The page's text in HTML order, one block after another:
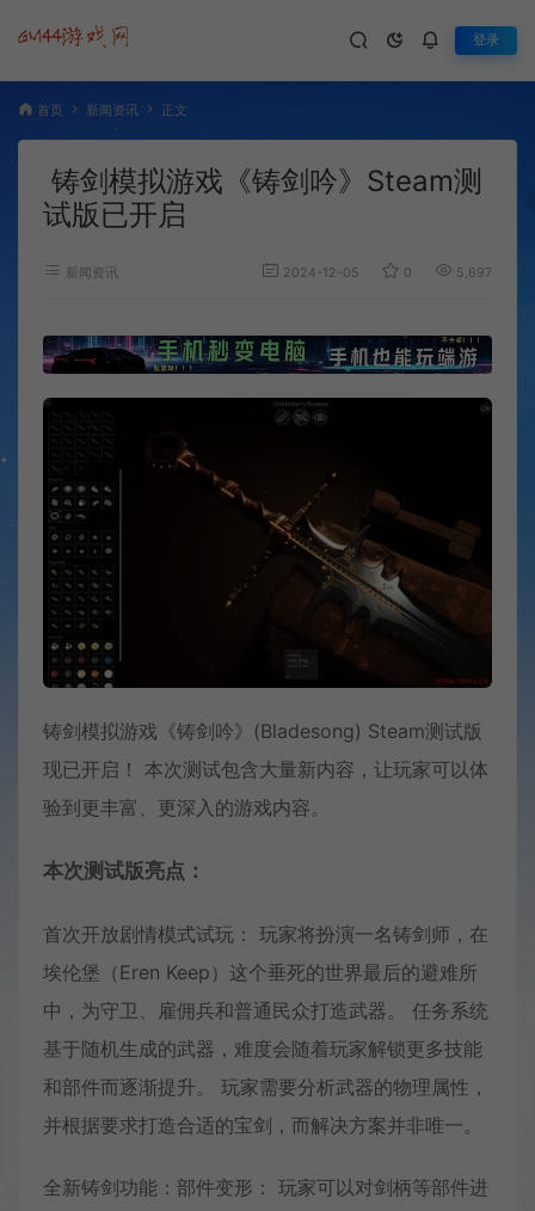
登录
首页 新闻资讯 正文
铸剑模拟游戏《铸剑吟》Steam测
试版已开启
新闻资讯 2024-12-05 0 5,697
铸剑模拟游戏《铸剑吟》(Bladesong) Steam测试版
现已开启！ 本次测试包含大量新内容，让玩家可以体
验到更丰富、更深入的游戏内容。
本次测试版亮点：
首次开放剧情模式试玩： 玩家将扮演一名铸剑师，在
埃伦堡（Eren Keep）这个垂死的世界最后的避难所
中，为守卫、雇佣兵和普通民众打造武器。 任务系统
基于随机生成的武器，难度会随着玩家解锁更多技能
和部件而逐渐提升。 玩家需要分析武器的物理属性，
并根据要求打造合适的宝剑，而解决方案并非唯一。
全新铸剑功能：部件变形： 玩家可以对剑柄等部件进